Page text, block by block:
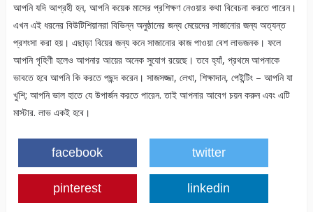
আপনি যদি আগ্রহী হন, আপনি কয়েক মাসের প্রশিক্ষণ নেওয়ার কথা বিবেচনা করতে পারেন।
এখন এই ধরনের বিউটিশিয়ানরা বিভিন্ন অনুষ্ঠানের জন্য মেয়েদের সাজানোর জন্য অত্যন্ত
প্রশংসা করা হয়। এছাড়া বিয়ের জন্য কনে সাজানোর কাজ পাওয়া বেশ লাভজনক। ফলে
আপনি গৃহিণী হলেও আপনার আয়ের অনেক সুযোগ রয়েছে। তবে হ্যাঁ, প্রথমে আপনাকে
ভাবতে হবে আপনি কি করতে পছন্দ করেন। সাজসজ্জা, লেখা, শিক্ষাদান, পেইন্টিং – আপনি যা
খুশি; আপনি ভাল হাতে যে উপার্জন করতে পারেন. তাই আপনার আবেগ চয়ন করুন এবং এটি
মাস্টার. লাভ একই হবে।
facebook twitter
pinterest linkedin